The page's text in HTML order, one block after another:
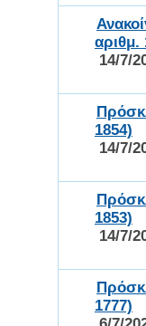
14/7/
1854)
14/7/
1853)
14/7/
1777)